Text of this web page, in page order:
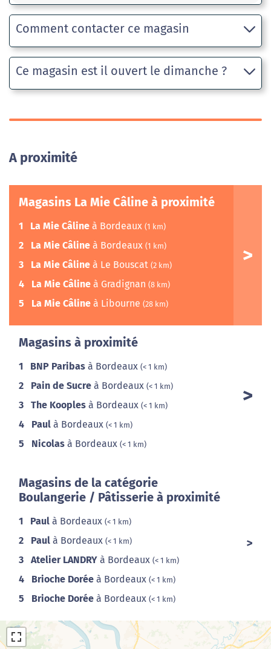
Comment contacter ce magasin
Ce magasin est il ouvert le dimanche ?
A proximité
Magasins La Mie Câline à proximité
1 La Mie Câline à Bordeaux (1 km)
2 La Mie Câline à Bordeaux (1 km)
3 La Mie Câline à Le Bouscat (2 km)
4 La Mie Câline à Gradignan (8 km)
5 La Mie Câline à Libourne (28 km)
Magasins à proximité
1 BNP Paribas à Bordeaux (< 1 km)
2 Pain de Sucre à Bordeaux (< 1 km)
3 The Kooples à Bordeaux (< 1 km)
4 Paul à Bordeaux (< 1 km)
5 Nicolas à Bordeaux (< 1 km)
Magasins de la catégorie
Boulangerie / Pâtisserie à proximité
1 Paul à Bordeaux (< 1 km)
2 Paul à Bordeaux (< 1 km)
3 Atelier LANDRY à Bordeaux (< 1 km)
4 Brioche Dorée à Bordeaux (< 1 km)
5 Brioche Dorée à Bordeaux (< 1 km)